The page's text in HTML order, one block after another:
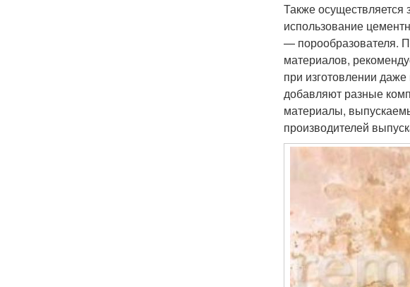
Также осуществляется
использование
— порообразователя.
материалов,
при изготовлении
добавляют разные
материалы,
производителей